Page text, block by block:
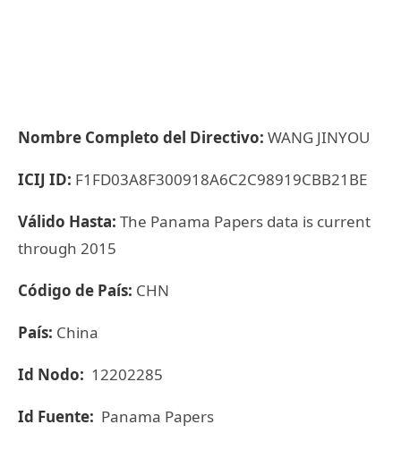
Nombre Completo del Directivo: WANG JINYOU
ICIJ ID: F1FD03A8F300918A6C2C98919CBB21BE
Válido Hasta: The Panama Papers data is current
through 2015
Código de País: CHN
País: China
Id Nodo: 12202285
Id Fuente: Panama Papers